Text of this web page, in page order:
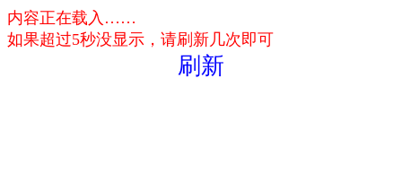
内容正在载入……
如果超过5秒没显示，请刷新几次即可
刷新